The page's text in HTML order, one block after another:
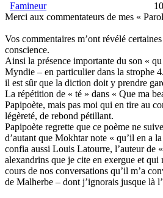
Famineur
Merci aux commentateurs de mes «
Vos commentaires m’ont révélé
conscience.
Ainsi la présence importante du son «
Myndie – en particulier dans la strophe
il est sûr que la diction doit y prendre
La répétition de « té » dans « Que ma
Papipoète, mais pas moi qui en tire au
légèreté, de rebond pétillant.
Papipoète regrette que ce poème ne
d’autant que Mokhtar note « qu’il en a
confia aussi Louis Latourre, l’auteur de
alexandrins que je cite en exergue et qui
cours de nos conversations qu’il m’a
de Malherbe – dont j’ignorais jusque là